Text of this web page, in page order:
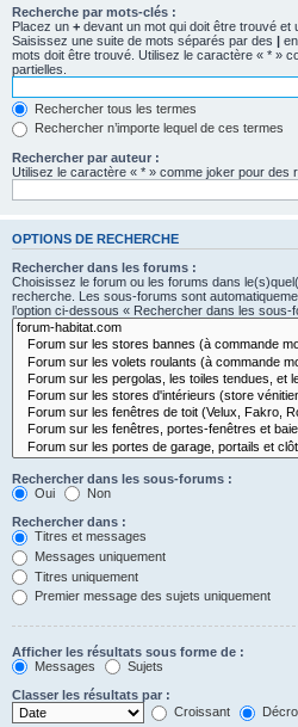
Recherche par mots-clés :
Placez un + devant un mot qui doit être trouvé et
Saisissez une suite de mots séparés par des |
mots doit être trouvé. Utilisez le caractère « * »
partielles.
Rechercher tous les termes
Rechercher n’importe lequel de ces termes
Rechercher par auteur :
Utilisez le caractère « * » comme joker pour des
OPTIONS DE RECHERCHE
Rechercher dans les forums :
Choisissez le forum ou les forums dans
recherche. Les sous-forums sont
l’option ci-dessous « Rechercher dans les sous-
Rechercher dans les sous-forums :
Oui
Non
Rechercher dans :
Titres et messages
Messages uniquement
Titres uniquement
Premier message des sujets uniquement
Afficher les résultats sous forme de :
Messages
Sujets
Classer les résultats par :
Croissant